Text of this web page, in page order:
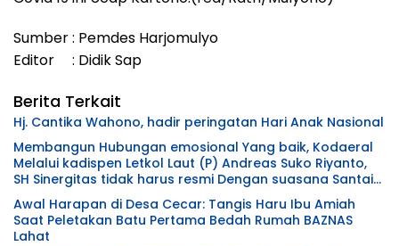
Sumber : Pemdes Harjomulyo
Editor : Didik Sap
Berita Terkait
Hj. Cantika Wahono, hadir peringatan Hari Anak Nasional
Membangun Hubungan emosional Yang baik, Kodaeral
Melalui kadispen Letkol Laut (P) Andreas Suko Riyanto,
SH Sinergitas tidak harus resmi Dengan suasana Santai
lebih Dekat Dan Harmonis.
Awal Harapan di Desa Cecar: Tangis Haru Ibu Amiah
Saat Peletakan Batu Pertama Bedah Rumah BAZNAS
Lahat